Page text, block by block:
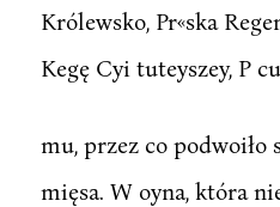
Królewsko, Pr«ska
Kegę Cyi tuteyszey, P cu ,
mu, przez co podwoiło
mięsa. W oyna, która